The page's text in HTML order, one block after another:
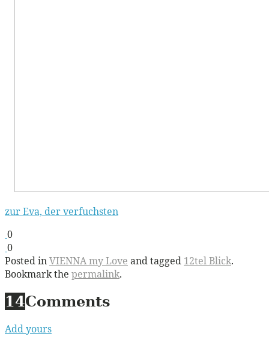
zur Eva, der verfuchsten
0
0
Posted inVIENNA my Love and tagged 12tel Blick.
Bookmark the permalink.
14Comments
Add yours